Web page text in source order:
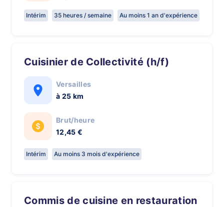
Intérim 35 heures / semaine Au moins 1 an d'expérience
Cuisinier de Collectivité (h/f)
Versailles
à 25 km
Brut/heure
12,45 €
Intérim Au moins 3 mois d'expérience
Commis de cuisine en restauration